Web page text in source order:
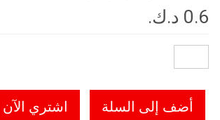
أضف إلى السلة اشتري الآن